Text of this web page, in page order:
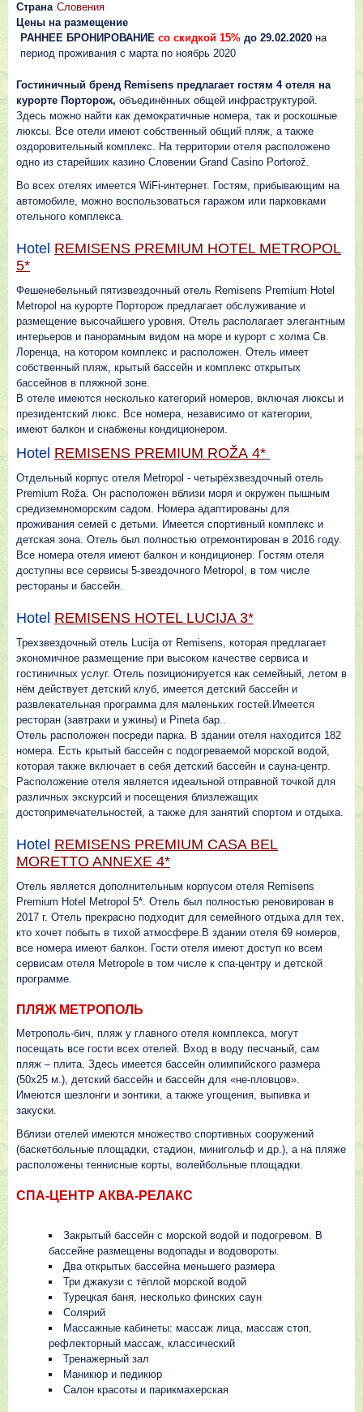
Страна Словения
Цены на размещение
РАННЕЕ БРОНИРОВАНИЕ со скидкой 15% до 29.02.2020 на
период проживания с марта по ноябрь 2020
Гостиничный бренд Remisens предлагает гостям 4 отеля на
курорте Порторож, объединённых общей инфраструктурой.
Здесь можно найти как демократичные номера, так и роскошные
люксы. Все отели имеют собственный общий пляж, а также
оздоровительный комплекс. На территории отеля расположено
одно из старейших казино Словении Grand Casino Portorož.
Во всех отелях имеется WiFi-интернет. Гостям, прибывающим на
автомобиле, можно воспользоваться гаражом или парковками
отельного комплекса.
Hotel REMISENS PREMIUM HOTEL METROPOL
5*
Фешенебельный пятизвездочный отель Remisens Premium Hotel
Metropol на курорте Порторож предлагает обслуживание и
размещение высочайшего уровня. Отель располагает элегантным
интерьеров и панорамным видом на море и курорт с холма Св.
Лоренца, на котором комплекс и расположен. Отель имеет
собственный пляж, крытый бассейн и комплекс открытых
бассейнов в пляжной зоне.
В отеле имеются несколько категорий номеров, включая люксы и
президентский люкс. Все номера, независимо от категории,
имеют балкон и снабжены кондиционером.
Hotel REMISENS PREMIUM ROŽА 4*
Отдельный корпус отеля Metropol - четырёхзвездочный отель
Premium Roža. Он расположен вблизи моря и окружен пышным
средиземноморским садом. Номера адаптированы для
проживания семей с детьми. Имеется спортивный комплекс и
детская зона. Отель был полностью отремонтирован в 2016 году.
Все номера отеля имеют балкон и кондиционер. Гостям отеля
доступны все сервисы 5-звездочного Metropol, в том числе
рестораны и бассейн.
Hotel REMISENS HOTEL LUCIJA 3*
Трехзвездочный отель Lucija от Remisens, которая предлагает
экономичное размещение при высоком качестве сервиса и
гостиничных услуг. Отель позиционируется как семейный, летом в
нём действует детский клуб, имеется детский бассейн и
развлекательная программа для маленьких гостей.Имеется
ресторан (завтраки и ужины) и Pineta бар..
Отель расположен посреди парка. В здании отеля находится 182
номера. Есть крытый бассейн с подогреваемой морской водой,
которая также включает в себя детский бассейн и сауна-центр.
Расположение отеля является идеальной отправной точкой для
различных экскурсий и посещения близлежащих
достопримечательностей, а также для занятий спортом и отдыха.
Hotel REMISENS PREMIUM CASA BEL
MORETTO ANNEXE 4*
Отель является дополнительным корпусом отеля Remisens
Premium Hotel Metropol 5*. Отель был полностью реновирован в
2017 г. Отель прекрасно подходит для семейного отдыха для тех,
кто хочет побыть в тихой атмосфере.В здании отеля 69 номеров,
все номера имеют балкон. Гости отеля имеют доступ ко всем
сервисам отеля Metropole в том числе к спа-центру и детской
программе.
ПЛЯЖ МЕТРОПОЛЬ
Метрополь-бич, пляж у главного отеля комплекса, могут
посещать все гости всех отелей. Вход в воду песчаный, сам
пляж – плита. Здесь имеется бассейн олимпийского размера
(50х25 м.), детский бассейн и бассейн для «не-пловцов».
Имеются шезлонги и зонтики, а также угощения, выпивка и
закуски.
Вблизи отелей имеются множество спортивных сооружений
(баскетбольные площадки, стадион, минигольф и др.), а на пляже
расположены теннисные корты, волейбольные площадки.
СПА-ЦЕНТР АКВА-РЕЛАКС
Закрытый бассейн с морской водой и подогревом. В
бассейне размещены водопады и водовороты.
Два открытых бассейна меньшего размера
Три джакузи с тёплой морской водой
Турецкая баня, несколько финских саун
Солярий
Массажные кабинеты: массаж лица, массаж стоп,
рефлекторный массаж, классический
Тренажерный зал
Маникюр и педикюр
Салон красоты и парикмахерская